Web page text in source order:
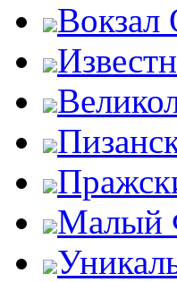
Вокзал
Малый